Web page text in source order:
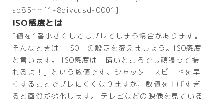
sp85mmf1-8divcusd-0001]
ISO感度とは
F値を1番小さくしてもブレてしまう場合があります。
そんなときは「ISO」の設定を変えましょう。ISO感度
と言います。 ISO感度は「暗いところでも頑張って撮
れるよ！」という数値です。シャッタースピードを早
くすることでブレにくくなりますが、数値を上げすぎ
ると画質が劣化します。 テレビなどの映像を見ている